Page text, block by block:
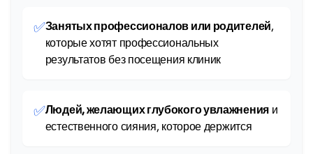
✅Занятых профессионалов или родителей,
которые хотят профессиональных
результатов без посещения клиник
✅Людей, желающих глубокого увлажненияи
естественного сияния, которое держится